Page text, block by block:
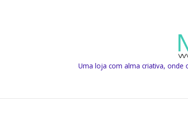
Uma loja com alma criativa, onde